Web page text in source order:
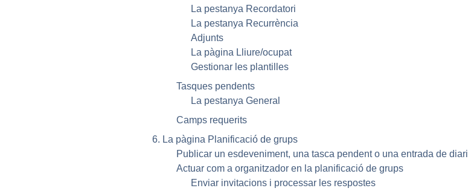
La pestanya Recordatori
La pestanya Recurrència
Adjunts
La pàgina Lliure/ocupat
Gestionar les plantilles
Tasques pendents
La pestanya General
Camps requerits
6. La pàgina Planificació de grups
Publicar un esdeveniment, una tasca pendent o una entrada de diari
Actuar com a organitzador en la planificació de grups
Enviar invitacions i processar les respostes